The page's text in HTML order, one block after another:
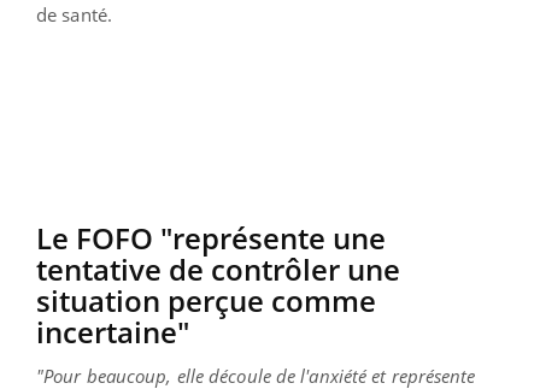
de santé.
Le FOFO "représente une
tentative de contrôler une
situation perçue comme
incertaine"
"Pour beaucoup, elle découle de l'anxiété et représente